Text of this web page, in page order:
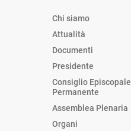
Chi siamo
Attualità
Documenti
Presidente
Consiglio Episcopale
Permanente
Assemblea Plenaria
Organi